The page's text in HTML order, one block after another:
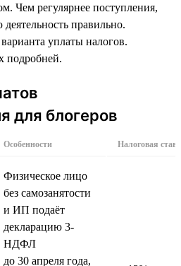
Чем регулярнее поступления,
правильно.
уплаты налогов.
подробней.
для блогеров
Особенности Налоговая
Физическое лицо
без самозанятости
и ИП подаёт
декларацию 3-
НДФЛ
до 30 апреля года,